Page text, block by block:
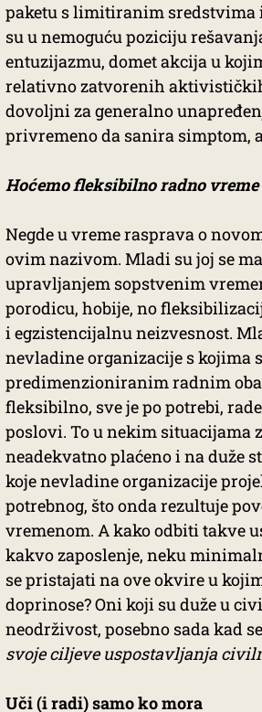
paketu s limitiranim sredstvima
su u nemoguću poziciju
entuzijazmu, domet akcija u
relativno zatvorenih
dovoljni za generalno
privremeno da sanira simptom,
Hoćemo fleksibilno radno vreme
Negde u vreme rasprava o
ovim nazivom. Mladi su joj se
upravljanjem sopstvenim
porodicu, hobije, no
i egzistencijalnu neizvesnost.
nevladine organizacije s kojima
predimenzioniranim radnim
fleksibilno, sve je po potrebi,
poslovi. To u nekim situacijama
neadekvatno plaćeno i na duže
koje nevladine organizacije
potrebnog, što onda rezultuje
vremenom. A kako odbiti takve
kakvo zaposlenje, neku
se pristajati na ove okvire u
doprinose? Oni koji su duže u
neodrživost, posebno sada kad
svoje ciljeve uspostavljanja
Uči (i radi) samo ko mora